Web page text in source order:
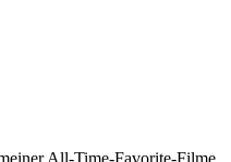
All-Time-Favorite-Filme,